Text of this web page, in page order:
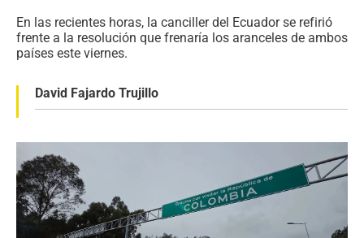
En las recientes horas, la canciller del Ecuador se refirió
frente a la resolución que frenaría los aranceles de ambos
países este viernes.
David Fajardo Trujillo